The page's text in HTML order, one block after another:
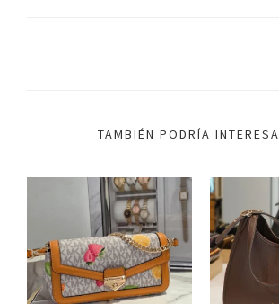
TAMBIÉN PODRÍA